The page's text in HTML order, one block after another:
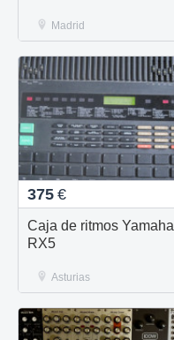
Madrid
375 €
Caja de ritmos Yamaha
RX5
Asturias